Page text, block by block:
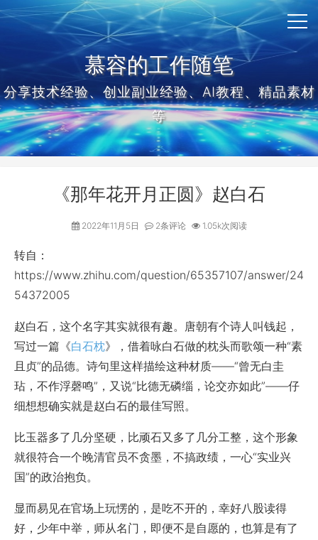
慕容的工作随笔
分享技术经验、创业副业经验、AI教程、精品素材
等
《那年花开月正圆》赵白石
2022年11月5日 2条评论 1.05k次阅读
转自：
https://www.zhihu.com/question/65357107/answer/24
54372005
赵白石，这个名字其实就很有趣。唐朝有个诗人叫钱起，
写过一篇《白石枕》，借着咏白石做的枕头而歌颂一种“素
且贞”的品德。诗句里这样描绘这种材质——“曾无白圭
玷，不作浮磬鸣”，又说“比德无磷缁，论交亦如此”——仔
细想想确实就是赵白石的最佳写照。
比玉器多了几分坚硬，比顽石又多了几分工整，这个形象
就很符合一个晚清官员不贪墨，不搞政绩，一心“实业兴
国”的政治抱负。
显而易见在官场上玩愣的，是吃不开的，幸好八股读得
好，少年中举，师从名门，即便不是自愿的，也算是有了